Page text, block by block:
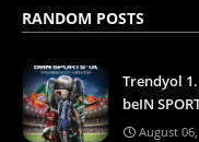
RANDOM POSTS
Trendyol
beIN
August